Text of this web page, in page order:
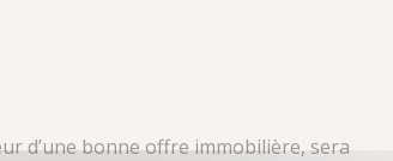
d’une bonne offre immobilière, sera